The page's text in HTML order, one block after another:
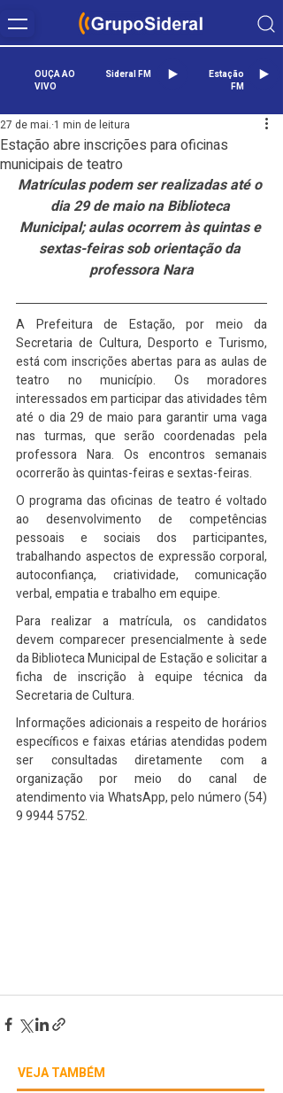
OUÇA AO
VIVO
Sideral FM
Estação
FM
Estação abre inscrições para oficinas
municipais de teatro
27 de mai. 1 min de leitura
Matrículas podem ser realizadas até o
dia 29 de maio na Biblioteca
Municipal; aulas ocorrem às quintas e
sextas-feiras sob orientação da
professora Nara
A Prefeitura de Estação, por meio da
Secretaria de Cultura, Desporto e Turismo,
está com inscrições abertas para as aulas de
teatro no município. Os moradores
interessados em participar das atividades têm
até o dia 29 de maio para garantir uma vaga
nas turmas, que serão coordenadas pela
professora Nara. Os encontros semanais
ocorrerão às quintas-feiras e sextas-feiras.
O programa das oficinas de teatro é voltado
ao desenvolvimento de competências
pessoais e sociais dos participantes,
trabalhando aspectos de expressão corporal,
autoconfiança, criatividade, comunicação
verbal, empatia e trabalho em equipe.
Para realizar a matrícula, os candidatos
devem comparecer presencialmente à sede
da Biblioteca Municipal de Estação e solicitar a
ficha de inscrição à equipe técnica da
Secretaria de Cultura.
Informações adicionais a respeito de horários
específicos e faixas etárias atendidas podem
ser consultadas diretamente com a
organização por meio do canal de
atendimento via WhatsApp, pelo número (54)
9 9944 5752.
VEJA TAMBÉM